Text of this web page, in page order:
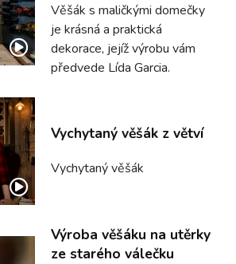
Věšák s maličkými domečky
je krásná a praktická
dekorace, jejíž výrobu vám
předvede Lída Garcia.
Vychytaný věšák z větví
Vychytaný věšák
Výroba věšáku na utěrky
ze starého válečku